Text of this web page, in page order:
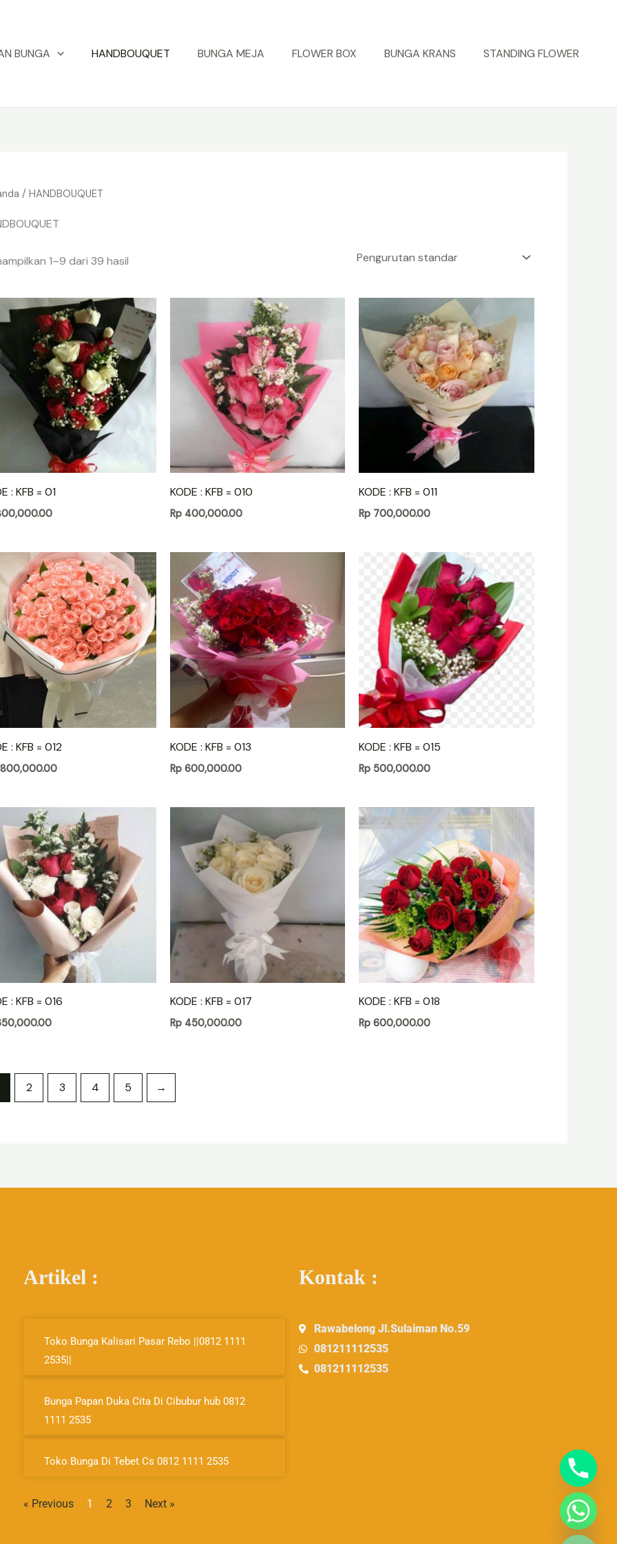
BUNGA HANDBOUQUET BUNGA MEJA FLOWER BOX BUNGA KRANS STANDING FLOWER
/ HANDBOUQUET
1–9 dari 39 hasil
: KFB = 01 KODE : KFB = 010
Rp400,000.00
KODE : KFB = 011
Rp 700,000.00
: KFB = 012 KODE : KFB = 013
Rp600,000.00
KODE : KFB = 015
Rp 500,000.00
: KFB = 016 KODE : KFB = 017
Rp450,000.00
KODE : KFB = 018
Rp 600,000.00
2 3 4 5 →
Artikel :
Toko Bunga Kalisari Pasar Rebo ||0812 1111
2535||
Bunga Papan Duka Cita Di Cibubur hub 0812
1111 2535
Toko Bunga Di Tebet Cs 0812 1111 2535
« Previous 1 2 3 Next »
Kontak :
Rawabelong Jl.Sulaiman No.59
081211112535
081211112535
Hide Chaty